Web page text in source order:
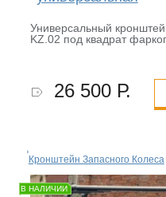
Универсальный
KZ.02 под квадрат
26 500 Р.
Кронштейн Запасного Колеса
В НАЛИЧИИ